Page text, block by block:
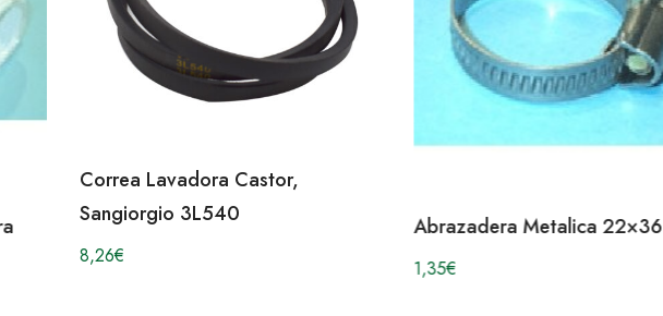
Correa Lavadora Castor,
Sangiorgio 3L540
8,26€
Abrazadera Metalica 22×36
1,35€